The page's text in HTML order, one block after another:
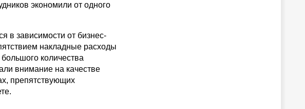
экономили от одного
в зависимости от бизнес-
накладные расходы
количества
внимание на качестве
препятствующих